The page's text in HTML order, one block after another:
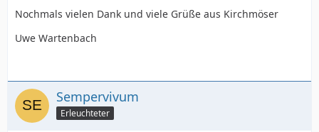
Nochmals vielen Dank und viele Grüße aus Kirchmöser
Uwe Wartenbach
Sempervivum
Erleuchteter